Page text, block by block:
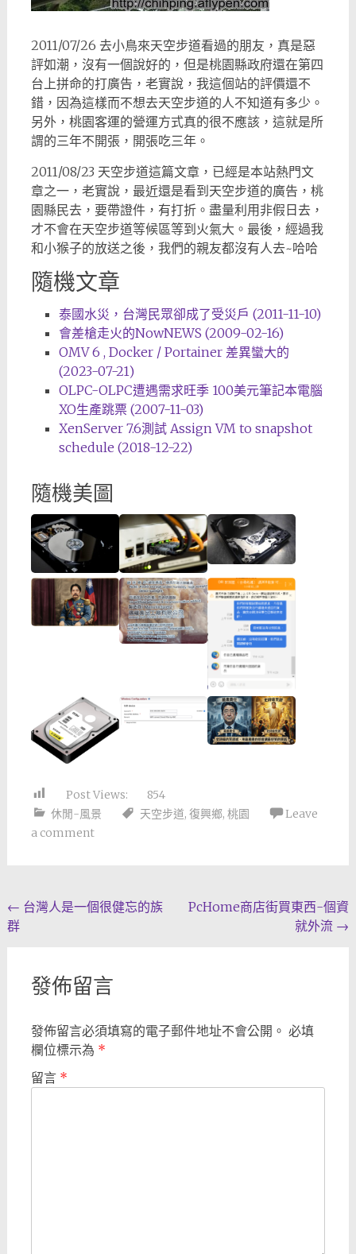
2011/07/26 去小鳥來天空步道看過的朋友，真是惡
評如潮，沒有一個說好的，但是桃園縣政府還在第四
台上拼命的打廣告，老實說，我這個站的評價還不
錯，因為這樣而不想去天空步道的人不知道有多少。
另外，桃園客運的營運方式真的很不應該，這就是所
謂的三年不開張，開張吃三年。
2011/08/23 天空步道這篇文章，已經是本站熱門文
章之一，老實說，最近還是看到天空步道的廣告，桃
園縣民去，要帶證件，有打折。盡量利用非假日去，
才不會在天空步道等候區等到火氣大。最後，經過我
和小猴子的放送之後，我們的親友都沒有人去~哈哈
隨機文章
泰國水災，台灣民眾卻成了受災戶 (2011-11-10)
會差槍走火的NowNEWS (2009-02-16)
OMV 6 , Docker / Portainer 差異蠻大的
(2023-07-21)
OLPC-OLPC遭遇需求旺季 100美元筆記本電腦
XO生產跳票 (2007-11-03)
XenServer 7.6測試 Assign VM to snapshot
schedule (2018-12-22)
隨機美圖
Post Views:
854
休閒-風景
天空步道, 復興鄉, 桃園
Leave
a comment
Post
navigation
← 台灣人是一個很健忘的族
群
PcHome商店街買東西-個資
就外流 →
發佈留言
發佈留言必須填寫的電子郵件地址不會公開。 必填
欄位標示為 *
留言 *